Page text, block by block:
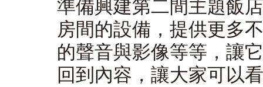
準備興建第二間主題飯
房間的設備，提供更多
的聲音與影像等等，讓
回到內容，讓大家可以